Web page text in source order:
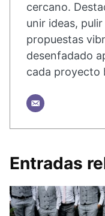
cercano.
unir ideas,
propuestas
desenfadado
cada proyecto
Entradas